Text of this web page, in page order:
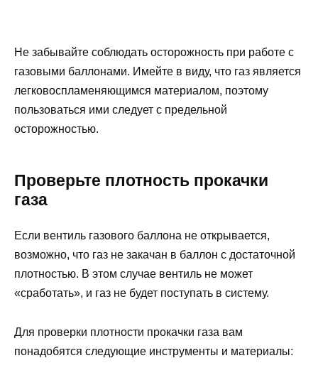
Не забывайте соблюдать осторожность при работе с
газовыми баллонами. Имейте в виду, что газ является
легковоспламеняющимся материалом, поэтому
пользоваться ими следует с предельной
осторожностью.
Проверьте плотность прокачки
газа
Если вентиль газового баллона не открывается,
возможно, что газ не закачан в баллон с достаточной
плотностью. В этом случае вентиль не может
«сработать», и газ не будет поступать в систему.
Для проверки плотности прокачки газа вам
понадобятся следующие инструменты и материалы: